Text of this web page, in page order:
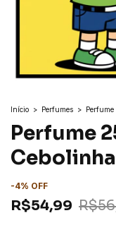
Início > Perfumes >
Perfume
Cebolinha
-4% OFF
R$54,99